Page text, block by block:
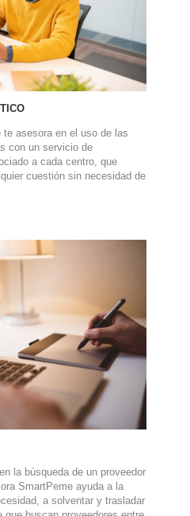
asesora en el uso de las
con un servicio de
a cada centro, que
cuestión sin necesidad de
la búsqueda de un proveedor
SmartPeme ayuda a la
a solventar y trasladar